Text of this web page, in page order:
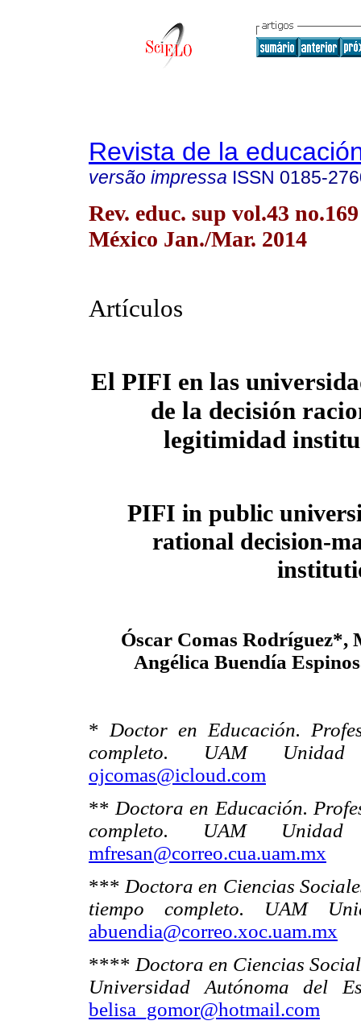
Revista de la
versão impressa ISSN 0185-
Rev. educ. sup vol.43
México Jan./Mar. 2014
Artículos
El PIFI en las
de la decisión
legitimidad
PIFI in public
rational decision-
Óscar Comas
Angélica Buendía
* Doctor en Educación.
completo. UAM Unidad
ojcomas@icloud.com
** Doctora en Educación.
completo. UAM Unidad
mfresan@correo.cua.uam.mx
*** Doctora en Ciencias
tiempo completo. UAM
abuendia@correo.xoc.uam.mx
**** Doctora en Ciencias
Universidad Autónoma del
belisa_gomor@hotmail.com